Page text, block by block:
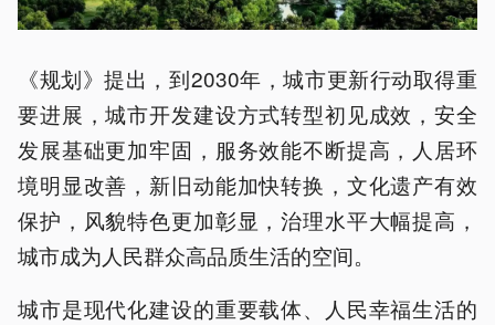
《规划》提出，到2030年，城市更新行动取得重
要进展，城市开发建设方式转型初见成效，安全
发展基础更加牢固，服务效能不断提高，人居环
境明显改善，新旧动能加快转换，文化遗产有效
保护，风貌特色更加彰显，治理水平大幅提高，
城市成为人民群众高品质生活的空间。
城市是现代化建设的重要载体、人民幸福生活的